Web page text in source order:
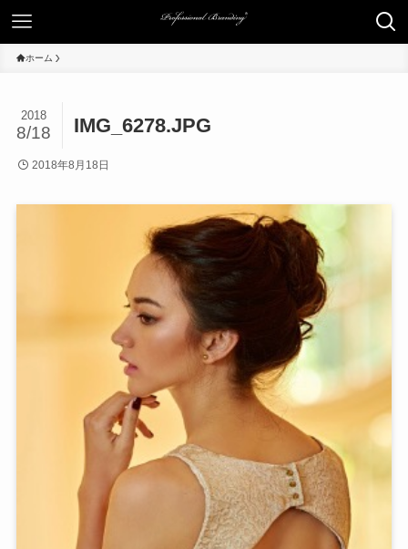
ホーム
IMG_6278.JPG
2018
8/18
2018年8月18日